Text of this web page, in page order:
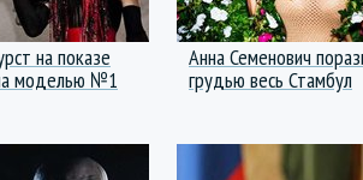
на показе
моделью №1
Анна Семенович
грудью весь Стамбул